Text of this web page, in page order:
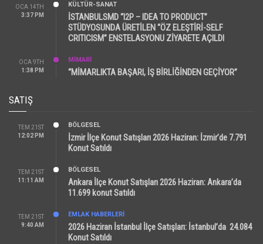
OCA 14TH
3:37 PM
KÜLTÜR-SANAT
İSTANBULSMD “I2P – IDEA TO PRODUCT”
STÜDYOSUNDA ÜRETİLEN “ÖZ ELEŞTİRİ-SELF
CRITICISM” ENSTELASYONU ZİYARETE AÇILDI
OCA 9TH
1:38 PM
MİMARİ
“MİMARLIKTA BAŞARI, İŞ BİRLİĞİNDEN GEÇİYOR”
SATIŞ
TEM 21ST
12:02 PM
BÖLGESEL
İzmir İlçe Konut Satışları 2026 Haziran: İzmir’de 7.791
Konut Satıldı
TEM 21ST
11:11 AM
BÖLGESEL
Ankara İlçe Konut Satışları 2026 Haziran: Ankara’da
11.699 konut Satıldı
TEM 21ST
9:40 AM
EMLAK HABERLERI
2026 Haziran İstanbul İlçe Satışları: İstanbul’da 24.084
Konut Satıldı